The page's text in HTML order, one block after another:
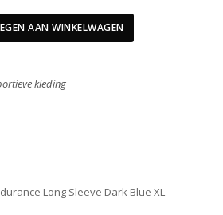
AAN WINKELWAGEN
kleding
Long Sleeve Dark Blue XL